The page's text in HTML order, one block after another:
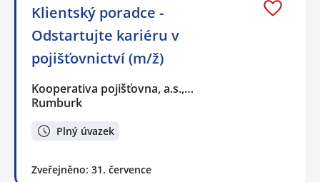
Klientský poradce -
Odstartujte kariéru v
pojišťovnictví (m/ž)
Kooperativa pojišťovna, a.s.,…
Rumburk
Plný úvazek
Zveřejněno: 31. července